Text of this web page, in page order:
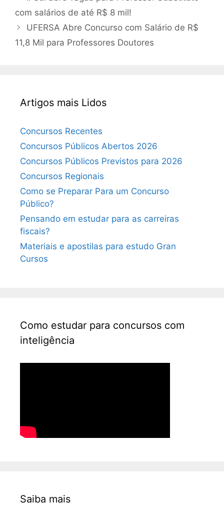
com salários de até R$ 8 mil!
UFERSA Abre Concurso com Salário de R$
11,8 Mil para Professores Doutores
Artigos mais Lidos
Concursos Recentes
Concursos Públicos Abertos 2026
Concursos Públicos Previstos para 2026
Concursos Regionais
Como se Preparar Para um Concurso
Público?
Pensando em estudar para as carreiras
fiscais?
Materiais e apostilas para estudo Gran
Cursos
Como estudar para concursos com
inteligência
Saiba mais